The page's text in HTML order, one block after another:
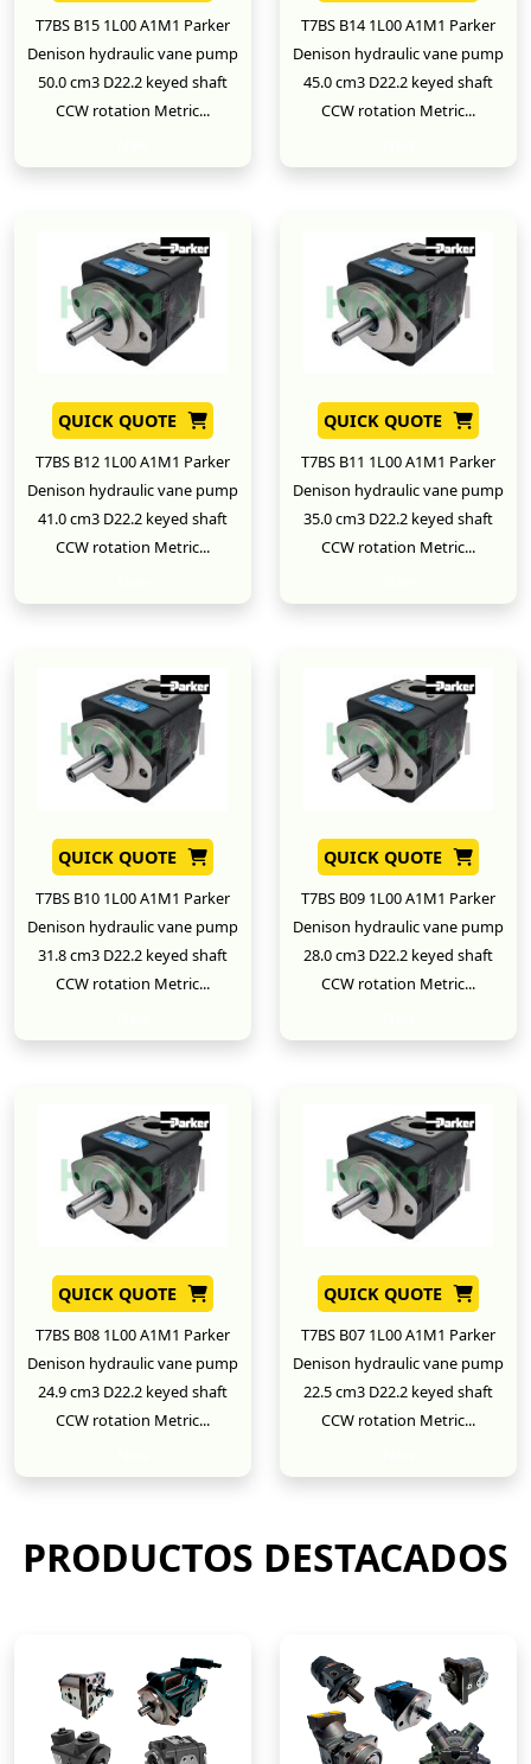
T7BS B15 1L00 A1M1 Parker
Denison hydraulic vane pump
50.0 cm3 D22.2 keyed shaft
CCW rotation Metric...
T7BS B14 1L00 A1M1 Parker
Denison hydraulic vane pump
45.0 cm3 D22.2 keyed shaft
CCW rotation Metric...
QUICK QUOTE
T7BS B12 1L00 A1M1 Parker
Denison hydraulic vane pump
41.0 cm3 D22.2 keyed shaft
CCW rotation Metric...
QUICK QUOTE
T7BS B11 1L00 A1M1 Parker
Denison hydraulic vane pump
35.0 cm3 D22.2 keyed shaft
CCW rotation Metric...
QUICK QUOTE
T7BS B10 1L00 A1M1 Parker
Denison hydraulic vane pump
31.8 cm3 D22.2 keyed shaft
CCW rotation Metric...
QUICK QUOTE
T7BS B09 1L00 A1M1 Parker
Denison hydraulic vane pump
28.0 cm3 D22.2 keyed shaft
CCW rotation Metric...
QUICK QUOTE
T7BS B08 1L00 A1M1 Parker
Denison hydraulic vane pump
24.9 cm3 D22.2 keyed shaft
CCW rotation Metric...
QUICK QUOTE
T7BS B07 1L00 A1M1 Parker
Denison hydraulic vane pump
22.5 cm3 D22.2 keyed shaft
CCW rotation Metric...
PRODUCTOS DESTACADOS